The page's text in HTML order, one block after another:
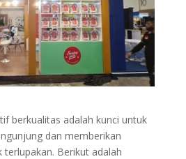
berkualitas adalah kunci untuk
dan memberikan
Berikut adalah